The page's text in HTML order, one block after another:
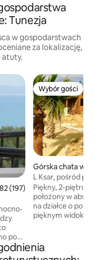
Tunezja
w gospodarstwach
za lokalizację,
atuty.
ocena: 4,82 na 5, liczba
(197)
pod
Wybór gości
Wybór gości
Górska chata w:
L Ksar, pośród
Piękny, 2-
położony w
na działce o
pięknym widokiem. Jest idealny
poszukujących
jest nad małym